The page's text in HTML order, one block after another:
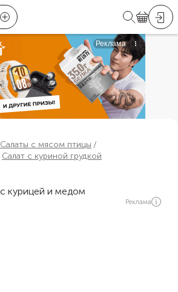
Салаты с мясом птицы
Салат с куриной грудкой
Реклама